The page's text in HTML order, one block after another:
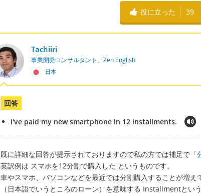
役に立った 39
Tachiiri
事業開発コンサルタント、Zen English
日本
回答
I've paid my new smartphone in 12 installments.
既に詳細な回答が提示されておりますので私の方では補足で「
英訳例は スマホを12分割で購入した というものです。
車やスマホ、パソコンなどを最近では分割購入することが増え
（日本語でいうところのローン）を意味する Installmentとい